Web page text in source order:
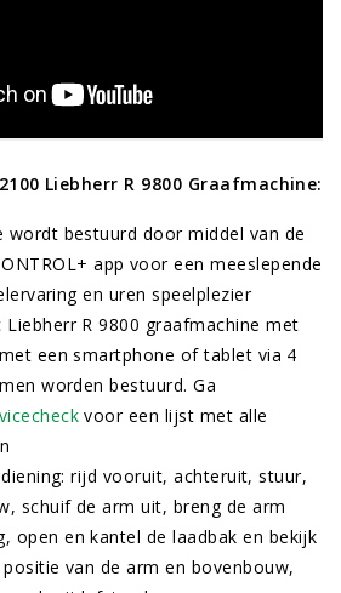
Liebherr R 9800 Graafmachine:
wordt bestuurd door middel van de
app voor een meeslepende
en uren speelplezier
Liebherr R 9800 graafmachine met
een smartphone of tablet via 4
worden bestuurd. Ga
voor een lijst met alle
rijd vooruit, achteruit, stuur,
schuif de arm uit, breng de arm
open en kantel de laadbak en bekijk
van de arm en bovenbouw,